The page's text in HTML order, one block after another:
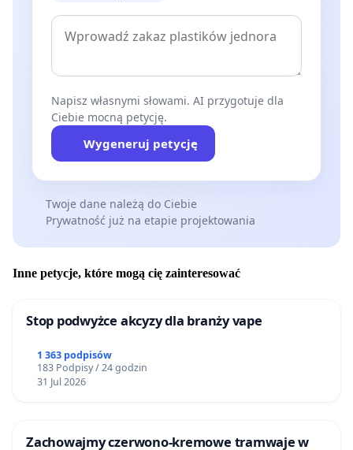
Napisz własnymi słowami. AI przygotuje dla
Ciebie mocną petycję.
Wygeneruj petycję
Twoje dane należą do Ciebie
Prywatność już na etapie projektowania
Inne petycje, które mogą cię zainteresować
Stop podwyżce akcyzy dla branży vape
1 363 podpisów
183 Podpisy / 24 godzin
31 Jul 2026
Zachowajmy czerwono-kremowe tramwaje w